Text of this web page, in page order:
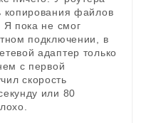
копирования файлов
Я пока не смог
подключении, в
адаптер только
с первой
скорость
или 80